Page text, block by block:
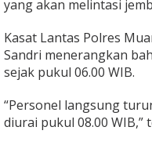
J
m
b
a
t
n
A
i
yang akan melintasi
Kasat Lantas Polres
Sandri menerangkan
sejak pukul 06.00 WIB.
“Personel langsung
diurai pukul 08.00 WIB,”